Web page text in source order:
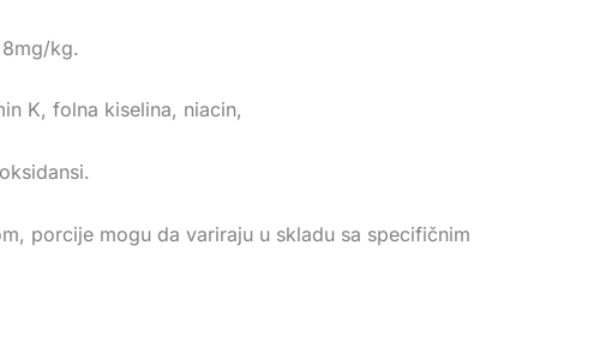
kg.
K, folna kiselina, niacin,
porcije mogu da variraju u skladu sa specifičnim